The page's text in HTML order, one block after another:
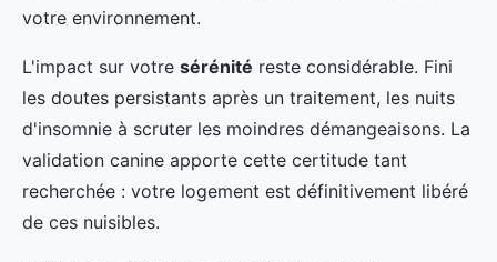
votre environnement.
L'impact sur votre sérénité reste considérable. Fini
les doutes persistants après un traitement, les nuits
d'insomnie à scruter les moindres démangeaisons. La
validation canine apporte cette certitude tant
recherchée : votre logement est définitivement libéré
de ces nuisibles.